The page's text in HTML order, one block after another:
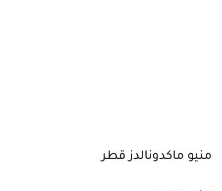
منيو ماكدونالدز قطر